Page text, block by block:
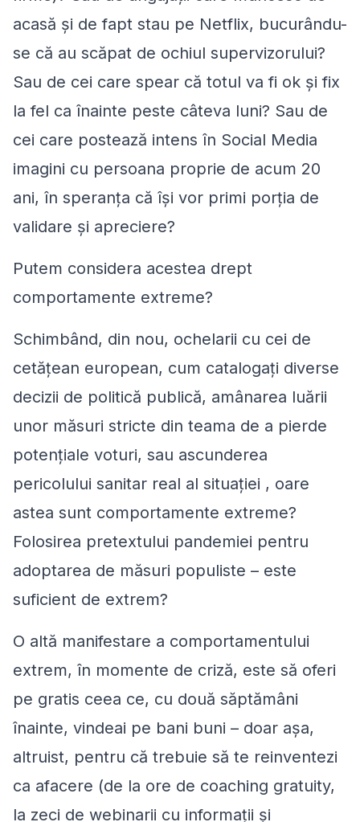
acasă și de fapt stau pe Netflix, bucurându-
se că au scăpat de ochiul supervizorului?
Sau de cei care spear că totul va fi ok și fix
la fel ca înainte peste câteva luni? Sau de
cei care postează intens în Social Media
imagini cu persoana proprie de acum 20
ani, în speranța că își vor primi porția de
validare și apreciere?
Putem considera acestea drept
comportamente extreme?
Schimbând, din nou, ochelarii cu cei de
cetățean european, cum catalogați diverse
decizii de politică publică, amânarea luării
unor măsuri stricte din teama de a pierde
potențiale voturi, sau ascunderea
pericolului sanitar real al situației , oare
astea sunt comportamente extreme?
Folosirea pretextului pandemiei pentru
adoptarea de măsuri populiste – este
suficient de extrem?
O altă manifestare a comportamentului
extrem, în momente de criză, este să oferi
pe gratis ceea ce, cu două săptămâni
înainte, vindeai pe bani buni – doar așa,
altruist, pentru că trebuie să te reinventezi
ca afacere (de la ore de coaching gratuity,
la zeci de webinarii cu informații și